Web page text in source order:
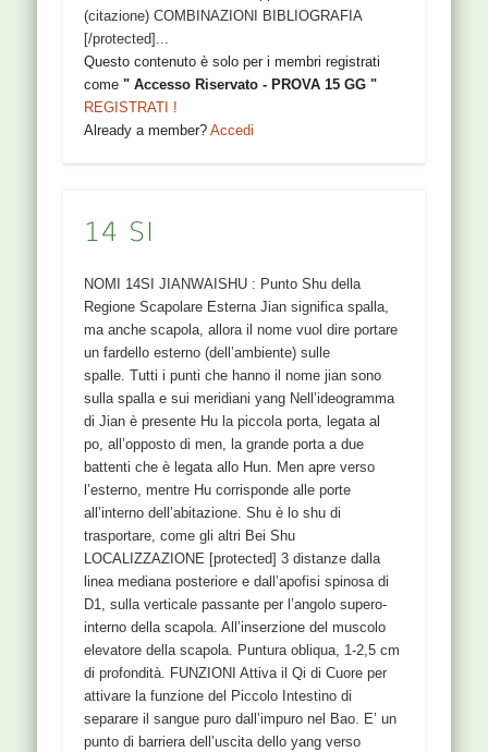
(citazione) COMBINAZIONI BIBLIOGRAFIA
[/protected]...
Questo contenuto è solo per i membri registrati
come" Accesso Riservato - PROVA 15 GG "
REGISTRATI !
Already a member?Accedi
14 SI
NOMI 14SI JIANWAISHU : Punto Shu della
Regione Scapolare Esterna Jian significa spalla,
ma anche scapola, allora il nome vuol dire portare
un fardello esterno (dell’ambiente) sulle
spalle. Tutti i punti che hanno il nome jian sono
sulla spalla e sui meridiani yang Nell’ideogramma
di Jian è presente Hu la piccola porta, legata al
po, all’opposto di men, la grande porta a due
battenti che è legata allo Hun. Men apre verso
l’esterno, mentre Hu corrisponde alle porte
all’interno dell’abitazione. Shu è lo shu di
trasportare, come gli altri Bei Shu
LOCALIZZAZIONE [protected] 3 distanze dalla
linea mediana posteriore e dall’apofisi spinosa di
D1, sulla verticale passante per l’angolo supero-
interno della scapola. All’inserzione del muscolo
elevatore della scapola. Puntura obliqua, 1-2,5 cm
di profondità. FUNZIONI Attiva il Qi di Cuore per
attivare la funzione del Piccolo Intestino di
separare il sangue puro dall’impuro nel Bao. E’ un
punto di barriera dell’uscita dello yang verso